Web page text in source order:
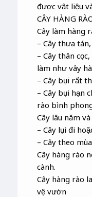
được vật liệu
CÂY HÀNG
Cây làm hàng
– Cây thưa
– Cây thân
làm như vây
– Cây bụi rất
– Cây bụi hạn
rào bình
Cây lâu năm
– Cây lụi đi
– Cây theo
Cây hàng rào
cành.
Cây hàng rào
vệ vườn